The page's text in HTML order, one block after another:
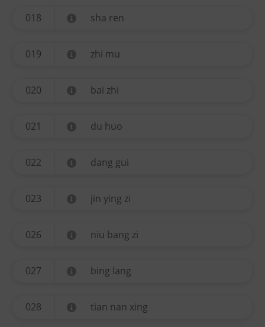
018 sha ren
019 zhi mu
020 bai zhi
021 du huo
022 dang gui
023 jin ying zi
026 niu bang zi
027 bing lang
028 tian nan xing